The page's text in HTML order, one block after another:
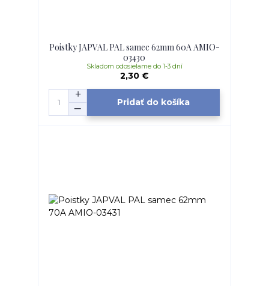
Poistky JAPVAL PAL samec 62mm 60A AMIO-
03430
2,30 €
Skladom odosielame do 1-3 dní
Pridať do košíka